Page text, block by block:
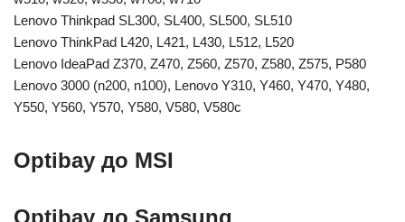
Lenovo Thinkpad SL300, SL400, SL500, SL510
Lenovo ThinkPad L420, L421, L430, L512, L520
Lenovo IdeaPad Z370, Z470, Z560, Z570, Z580, Z575, P580
Lenovo 3000 (n200, n100), Lenovo Y310, Y460, Y470, Y480,
Y550, Y560, Y570, Y580, V580, V580c
Optibay до MSI
Optibay до Samsung